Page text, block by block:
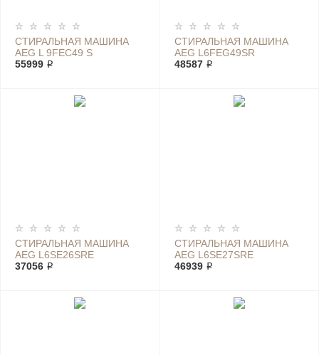
СТИРАЛЬНАЯ МАШИНА
AEG L 9FEC49 S
55999 ₽
СТИРАЛЬНАЯ МАШИНА
AEG L6FEG49SR
48587 ₽
СТИРАЛЬНАЯ МАШИНА
AEG L6SE26SRE
37056 ₽
СТИРАЛЬНАЯ МАШИНА
AEG L6SE27SRE
46939 ₽